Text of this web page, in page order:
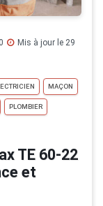
Mis à jour le 29
MAÇON
PLOMBIER
TE 60-22
et